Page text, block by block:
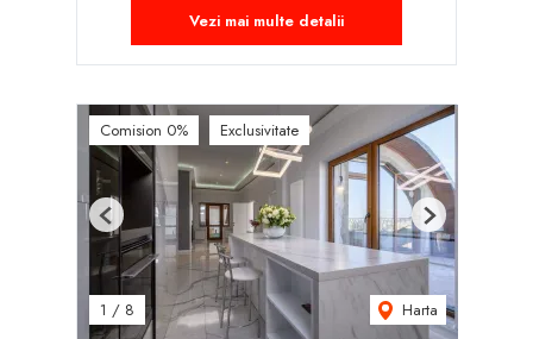
Vezi mai multe detalii
Comision 0% Exclusivitate
1 / 8 Harta
Previous Next